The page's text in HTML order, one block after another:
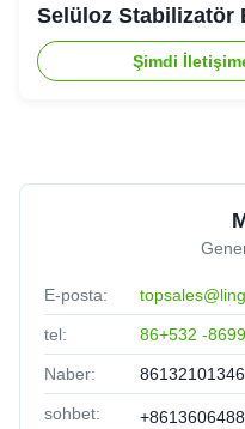
Selüloz Stabilizatör
Şimdi
E-posta:
tel: 86+532 -
Naber:
sohbet: